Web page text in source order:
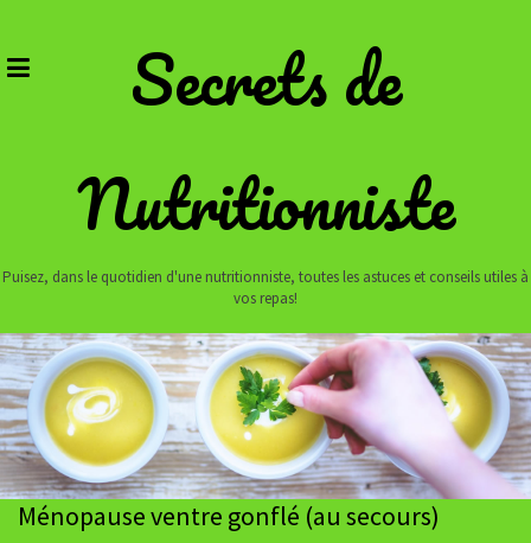
content
Secrets de
Nutritionniste
Puisez, dans le quotidien d'une nutritionniste, toutes les astuces et conseils utiles à
vos repas!
Ménopause ventre gonflé (au secours)